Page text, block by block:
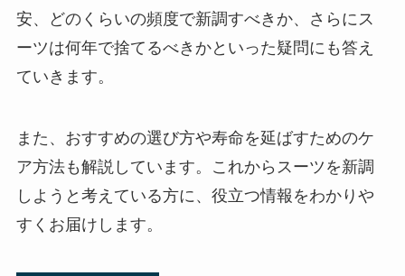
安、どのくらいの頻度で新調すべきか、さらにス
ーツは何年で捨てるべきかといった疑問にも答え
ていきます。
また、おすすめの選び方や寿命を延ばすためのケ
ア方法も解説しています。これからスーツを新調
しようと考えている方に、役立つ情報をわかりや
すくお届けします。